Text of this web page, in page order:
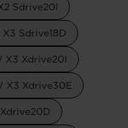
Sdrive20I
X3 Sdrive18D
X3 Xdrive20I
X3 Xdrive30E